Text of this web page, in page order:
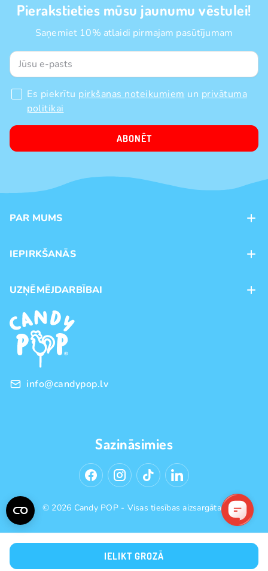
IELIKT GROZĀ
Pierakstieties mūsu jaunumu vēstulei!
Saņemiet 10% atlaidi pirmajam pasūtījumam
Es piekrītu pirkšanas noteikumiem un privātuma
politikai
ABONĒT
PAR MUMS
Veikali
Preču zīmoli
IEPIRKŠANĀS
Piegāde
Pirkšanas noteikumi
Privātuma politika
UZŅĒMĒJDARBĪBAI
Franšīze
Vairumtirdzniecība
info@candypop.lv
Sazināsimies
© 2026 Candy POP - Visas tiesības aizsargātas